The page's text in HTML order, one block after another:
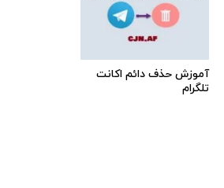
آموزش حذف دائم اکانت
تلگرام